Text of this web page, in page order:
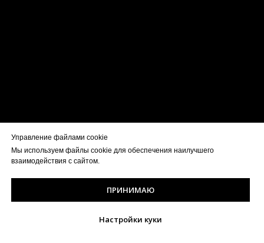
Управление файлами cookie
Мы используем файлы cookie для обеспечения наилучшего
взаимодействия с сайтом.
ПРИНИМАЮ
Настройки куки